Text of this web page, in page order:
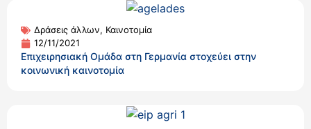
Δράσεις άλλων, Καινοτομία
12/11/2021
Επιχειρησιακή Ομάδα στη Γερμανία στοχεύει στην
κοινωνική καινοτομία